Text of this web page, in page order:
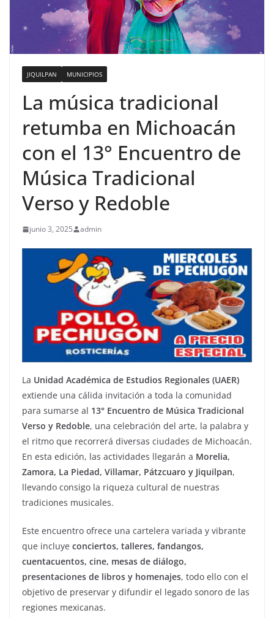
JIQUILPAN MUNICIPIOS
La música tradicional
retumba en Michoacán
con el 13° Encuentro de
Música Tradicional
Verso y Redoble
junio 3, 2025 admin
La Unidad Académica de Estudios Regionales (UAER)
extiende una cálida invitación a toda la comunidad
para sumarse al 13° Encuentro de Música Tradicional
Verso y Redoble, una celebración del arte, la palabra y
el ritmo que recorrerá diversas ciudades de Michoacán.
En esta edición, las actividades llegarán a Morelia,
Zamora, La Piedad, Villamar, Pátzcuaro y Jiquilpan,
llevando consigo la riqueza cultural de nuestras
tradiciones musicales.
Este encuentro ofrece una cartelera variada y vibrante
que incluye conciertos, talleres, fandangos,
cuentacuentos, cine, mesas de diálogo,
presentaciones de libros y homenajes, todo ello con el
objetivo de preservar y difundir el legado sonoro de las
regiones mexicanas.